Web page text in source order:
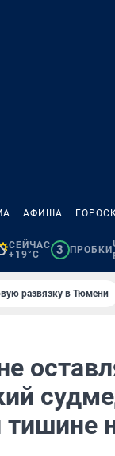
АФИША
СЕЙЧАС
+19°C
3 ПРОБКИ
развязку в Тюмени
тишине